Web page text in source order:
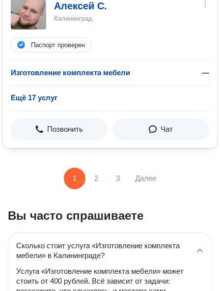
Алексей С.
Калининград
Паспорт проверен
Изготовление комплекта мебели —
Ещё 17 услуг
Позвонить Чат
1 2 3 Далее
Вы часто спрашиваете
Сколько стоит услуга «Изготовление комплекта
мебели» в Калининграде?
Услуга «Изготовление комплекта мебели» может
стоить от 400 рублей. Всё зависит от задачи: